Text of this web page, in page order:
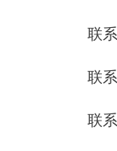
联
联
联